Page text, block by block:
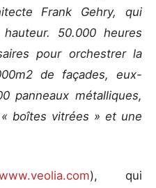
Frank Gehry, qui
50.000 heures
pour orchestrer la
de façades, eux-
panneaux métalliques,
boîtes vitrées » et une
), qui